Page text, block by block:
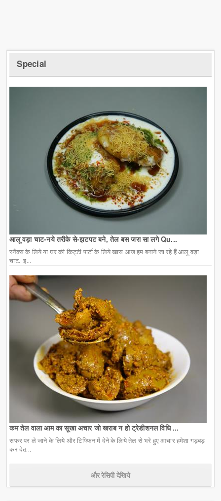
Special
आलू वड़ा चाट-नये तरीके से-झटपट बने, तेल बस जरा सा लगे Qu...
स्नैक्स के लिये या घर की किट्टी पार्टी के लिये खास आज हम बनाने जा रहे हैं आलू वड़ा
चाट. इ...
कम तेल वाला आम का सूखा अचार जो खराब न हो ट्रेडीशनल विधि ...
सफर पर ले जाने के लिये और टिफ्फिन में देने के लिये तेल से भरे हुए आचार हमेशा गड़बड़
कर देत...
और रेसिपी देखिये